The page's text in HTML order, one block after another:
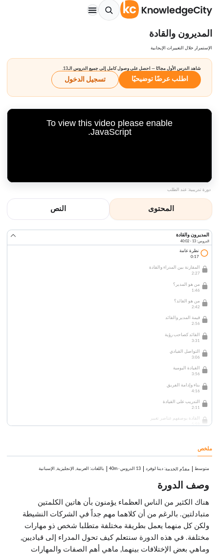
المديرون والقادة
الإستمرار خلال التغييرات الإيجابية
شاهد الدرس الأول مجانًا — احصل على وصول كامل إلى جميع الدروس الـ13.
اطلب عرضًا توضيحيًا تسجيل الدخول
To view this video please enable
JavaScript.
دورة تدريبية: عند الطلب
المحتوى النص
المديرون والقادة
الدروس: 13 · 40:02
نظرة عامة
0:17
المقارنة بين المدراء والقادة
2:27
من هو المدير؟
1:46
من هو القائد؟
2:42
قيمة المدير والقائد
2:56
القائد كصاحب رؤية
3:31
التواصل القيادي
3:06
القيادة اليومية
3:56
بناء وإدامة الفريق
4:16
التدريب على القيادة
2:11
القادة بوصفهم عناصر تغيير
قيادة القادة
ملخص
متوسط مقدِّم الخدمة: دينا لوفرد 13 الدروس ·
40m باللغات: العربية, الإنجليزية, الإسبانية
وصف الدورة
هناك الكثير من الناس العظماء يؤمنون بأن هاتين الكلمتين
متبادلتين. بالرغم من أن كلاهما مهم جداً في الشركات النشيطة
ولكن كل منهما يعمل بطريقة مختلفة متطلبا شخص ذو مهارات
مختلفة. في هذه الدورة سنتعلم كيف تحول المدراء إلى قياديين,
وماهي بعض الإختلافات بينهما, ماهي أهم الصفات والمهارات